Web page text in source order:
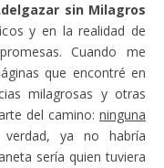
sin Milagros
y en la realidad de
Cuando me
que encontré en
milagrosas y otras
del camino: ninguna
ya no habría
sería quien tuviera